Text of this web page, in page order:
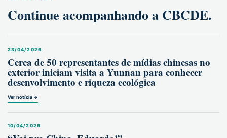
Continue acompanhando a CBCDE.
23/04/2026
Cerca de 50 representantes de mídias chinesas no
exterior iniciam visita a Yunnan para conhecer
desenvolvimento e riqueza ecológica
Ver notícia →
10/04/2026